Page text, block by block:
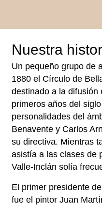
Nuestra
Un pequeño grupo de
1880 el Círculo de
destinado a la difusión
primeros años del
personalidades del
Benavente y Carlos
su directiva. Mientras
asistía a las clases de
Valle-Inclán solía
El primer presidente
fue el pintor Juan